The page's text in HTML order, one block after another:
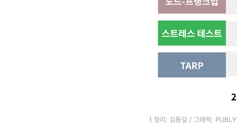
정리: 김동길 / 그래픽: PUBLY